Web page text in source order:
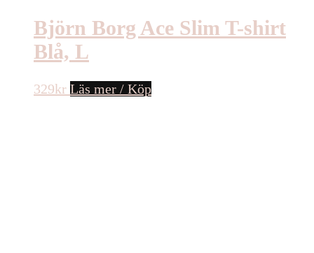
Björn Borg Ace Slim T-shirt
Blå, L
329kr Läs mer / Köp